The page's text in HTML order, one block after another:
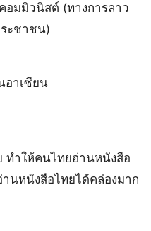
อมมิวนิสต์ (ทางการลาว
ะชาชน)
อาเซียน
ทำให้คนไทยอ่านหนังสือ
นหนังสือไทยได้คล่องมาก